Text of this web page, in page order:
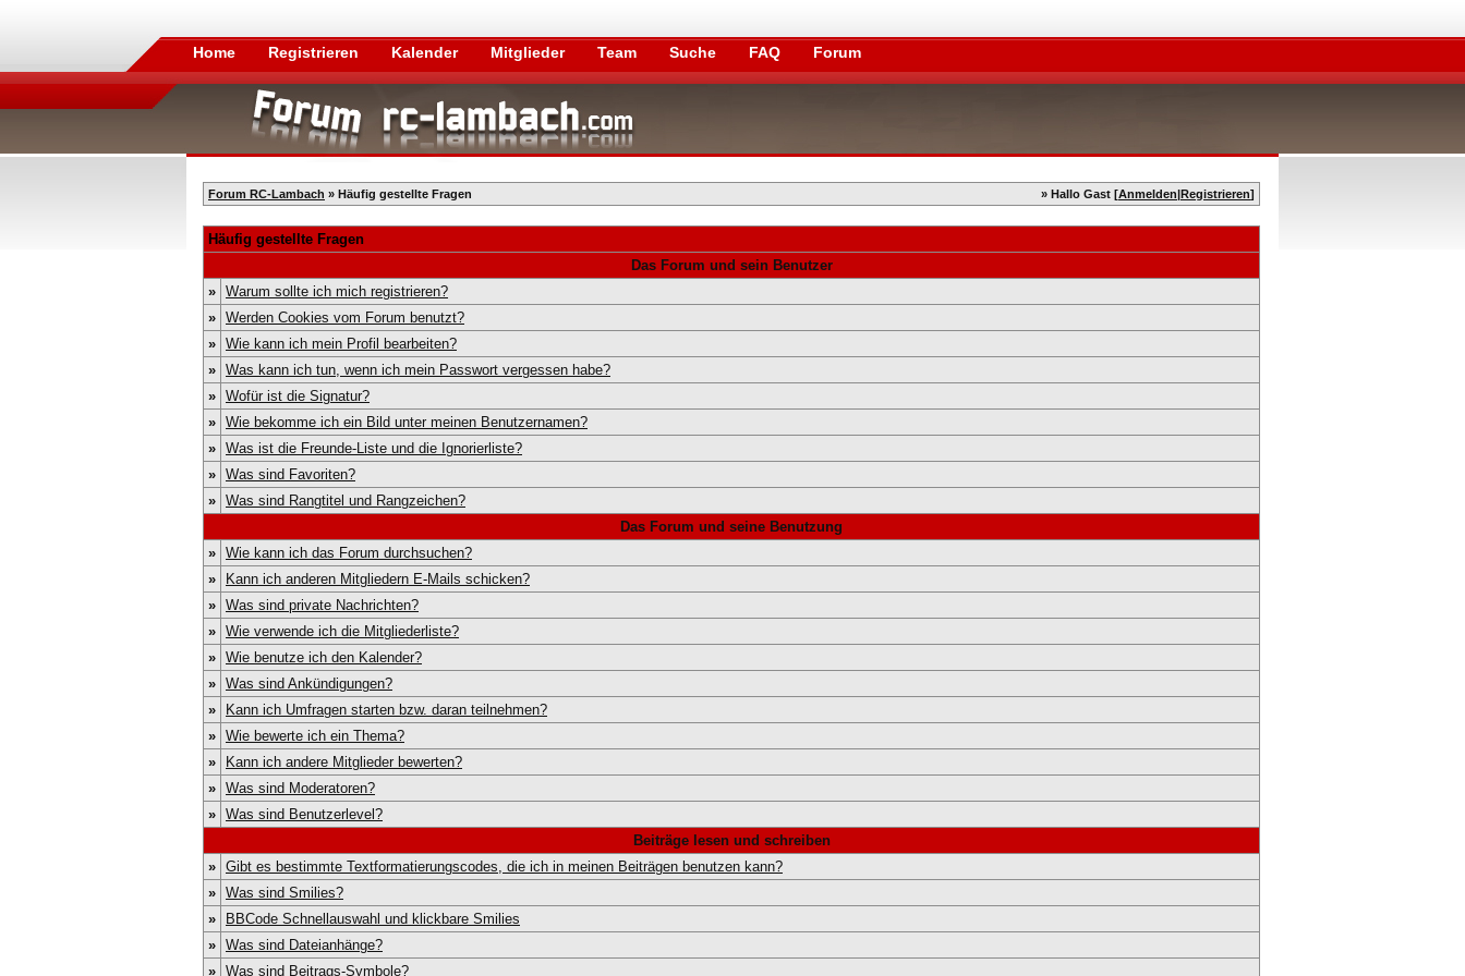
Home Registrieren Kalender Mitglieder Team Suche FAQ Forum
Forum RC-Lambach » Häufig gestellte Fragen » Hallo Gast [Anmelden|Registrieren]
Häufig gestellte Fragen
Das Forum und sein Benutzer
» Warum sollte ich mich registrieren?
» Werden Cookies vom Forum benutzt?
» Wie kann ich mein Profil bearbeiten?
» Was kann ich tun, wenn ich mein Passwort vergessen habe?
» Wofür ist die Signatur?
» Wie bekomme ich ein Bild unter meinen Benutzernamen?
» Was ist die Freunde-Liste und die Ignorierliste?
» Was sind Favoriten?
» Was sind Rangtitel und Rangzeichen?
Das Forum und seine Benutzung
» Wie kann ich das Forum durchsuchen?
»
Kann ich anderen Mitgliedern E-Mails schicken?
» Was sind private Nachrichten?
» Wie verwende ich die Mitgliederliste?
» Wie benutze ich den Kalender?
» Was sind Ankündigungen?
»
Kann ich Umfragen starten bzw. daran teilnehmen?
» Wie bewerte ich ein Thema?
»
Kann ich andere Mitglieder bewerten?
» Was sind Moderatoren?
» Was sind Benutzerlevel?
Beiträge lesen und schreiben
» Gibt es bestimmte Textformatierungscodes, die ich in meinen Beiträgen benutzen kann?
» Was sind Smilies?
»
BBCode Schnellauswahl und klickbare Smilies
» Was sind Dateianhänge?
» Was sind Beitrags-Symbole?